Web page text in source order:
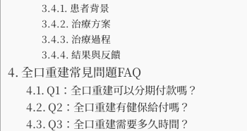
患者背景
治療方案
治療過程
結果與反饋
全口重建常見問題FAQ
Q1：全口重建可以分期付款嗎？
Q2：全口重建有健保給付嗎？
Q3：全口重建需要多久時間？